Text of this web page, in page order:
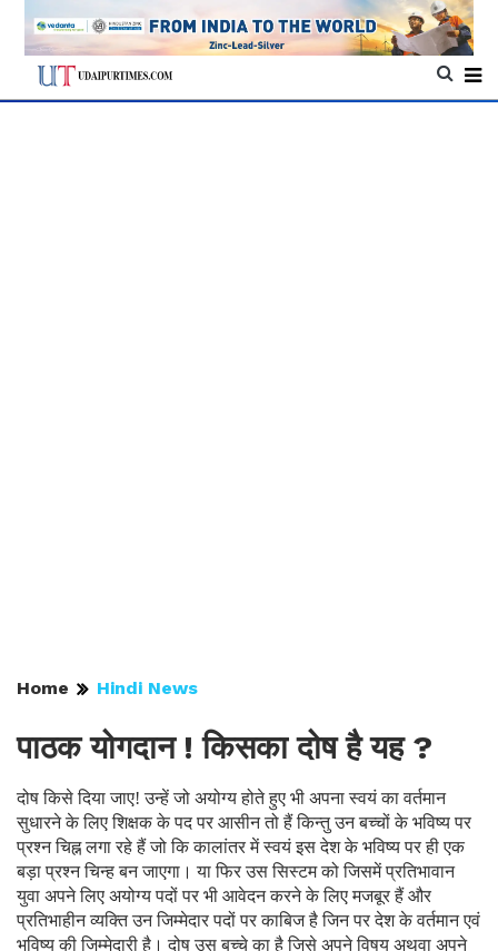
Home Hindi News
पाठक योगदान ! किसका दोष है यह ?
दोष किसे दिया जाए! उन्हें जो अयोग्य होते हुए भी अपना स्वयं का वर्तमान
सुधारने के लिए शिक्षक के पद पर आसीन तो हैं किन्तु उन बच्चों के भविष्य पर
प्रश्न चिह्न लगा रहे हैं जो कि कालांतर में स्वयं इस देश के भविष्य पर ही एक
बड़ा प्रश्न चिन्ह बन जाएगा। या फिर उस सिस्टम को जिसमें प्रतिभावान
युवा अपने लिए अयोग्य पदों पर भी आवेदन करने के लिए मजबूर हैं और
प्रतिभाहीन व्यक्ति उन जिम्मेदार पदों पर काबिज है जिन पर देश के वर्तमान एवं
भविष्य की जिम्मेदारी है। दोष उस बच्चे का है जिसे अपने विषय अथवा अपने